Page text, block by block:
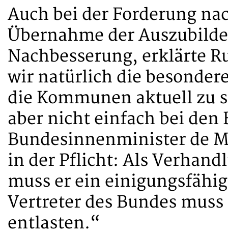
Auch bei der Forderung
Übernahme der
Nachbesserung, erklärte
wir natürlich die
die Kommunen aktuell zu
aber nicht einfach bei den
Bundesinnenminister de
in der Pflicht: Als
muss er ein
Vertreter des Bundes
entlasten.“